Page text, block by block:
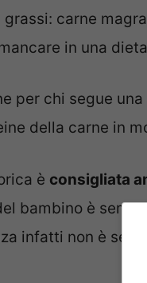
carne
in una
per chi segue una
della carne in
è consigliata
bambino è
infatti non è